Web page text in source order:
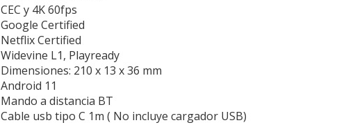
CEC y 4K 60fps
Google Certified
Netflix Certified
Widevine L1, Playready
Dimensiones: 210 x 13 x 36 mm
Android 11
Mando a distancia BT
Cable usb tipo C 1m ( No incluye cargador USB)